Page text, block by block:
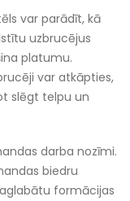
var parādīt, kā
uzbrucējus
platumu.
var atkāpties,
slēgt telpu un
darba nozīmi.
biedru
formācijas